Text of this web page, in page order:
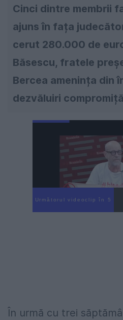
Cinci dintre membrii
ajuns în fața
cerut 280.000 de
Băsescu, fratele
Bercea amenința din
dezvăluiri
Următorul videoclip în 4
În urmă cu trei